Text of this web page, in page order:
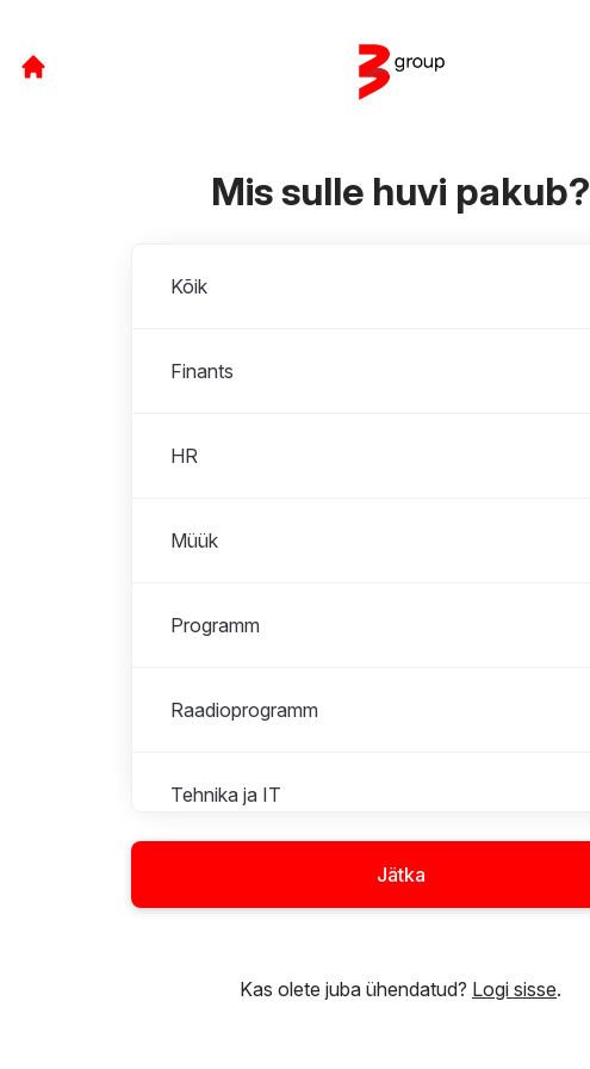
Mis sulle huvi pakub?
Kõik
Finants
HR
Müük
Programm
Raadioprogramm
Tehnika ja IT
Jätka
Kas olete juba ühendatud? Logi sisse.